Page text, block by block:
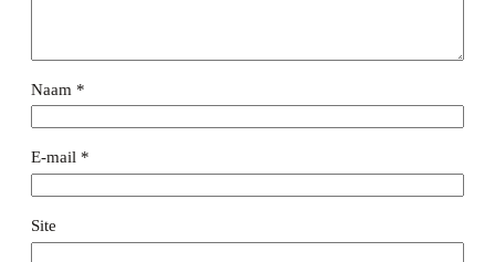
Naam *
E-mail *
Site